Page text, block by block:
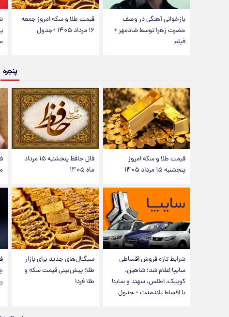
بازخوانی آهنگی در وصف
حضرت زهرا توسط شادمهر +
فیلم
قیمت طلا و سکه امروز جمعه
۱۶ مرداد ۱۴۰۵ +جدول
پنجره
قیمت طلا و سکه امروز
پنجشنبه ۱۵ مرداد ۱۴۰۵
فال حافظ پنجشنبه ۱۵ مرداد
ماه ۱۴۰۵
شرایط تازه فروش اقساطی
سایپا اعلام شد؛ شاهین،
کوییک، اطلس، سهند و ساینا
با اقساط بلندمدت + جدول
سیگنال‌های جدید برای بازار
طلا؛ پیش‌بینی قیمت سکه و
طلا فردا